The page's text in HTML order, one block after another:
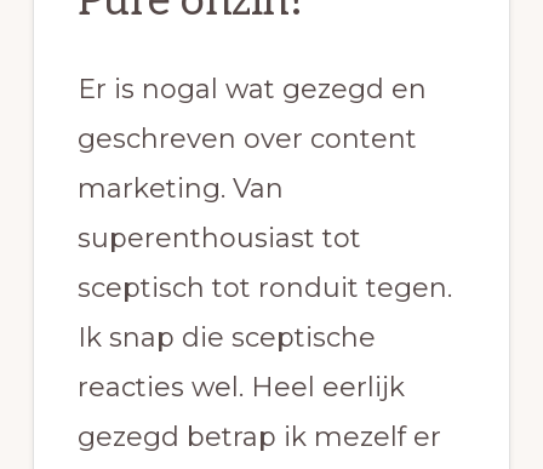
Er is nogal wat gezegd en
geschreven over content
marketing. Van
superenthousiast tot
sceptisch tot ronduit tegen.
Ik snap die sceptische
reacties wel. Heel eerlijk
gezegd betrap ik mezelf er